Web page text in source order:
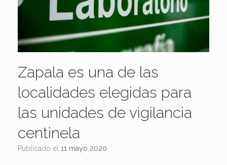
Zapala es una de las
localidades elegidas para
las unidades de vigilancia
centinela
Publicado el 11 mayo 2020